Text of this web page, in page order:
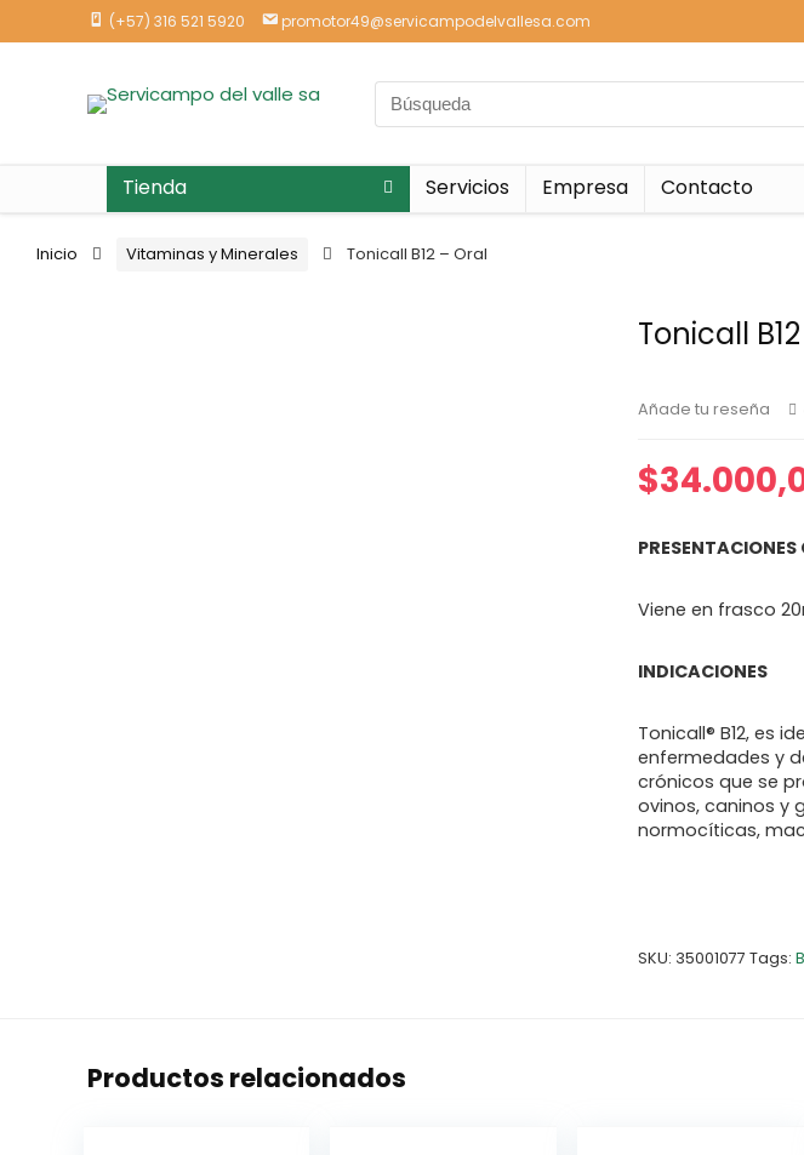
(+57) 316 521 5920 promotor49@servicampodelvallesa.com
Tienda Servicios Empresa Contacto
Inicio Vitaminas y Minerales Tonicall B12 – Oral
Tonicall
Añade tu reseña
$
PRESENTACIONES
Viene en frasco
INDICACIONES
Tonicall® B12, es
enfermedades y
crónicos que se
ovinos, caninos y
normocíticas,
SKU: 35001077 Tags:
Productos relacionados